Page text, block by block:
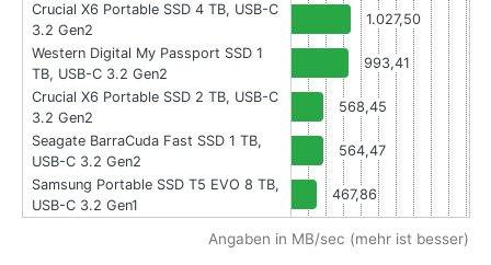
Crucial X6 Portable SSD 4 TB, USB-C
3.2 Gen2
1.027,50
Western Digital My Passport SSD 1
TB, USB-C 3.2 Gen2
993,41
Crucial X6 Portable SSD 2 TB, USB-C
3.2 Gen2
568,45
Seagate BarraCuda Fast SSD 1 TB,
USB-C 3.2 Gen2
564,47
Samsung Portable SSD T5 EVO 8 TB,
USB-C 3.2 Gen1
467,86
Angaben in MB/sec (mehr ist besser)